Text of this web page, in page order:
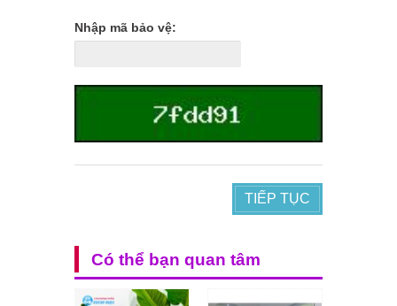
Nhập mã bảo vệ:
TIẾP TỤC
Có thể bạn quan tâm